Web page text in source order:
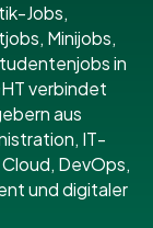
Jobs,
Minijobs,
in
verbindet
aus
IT-
DevOps,
und digitaler